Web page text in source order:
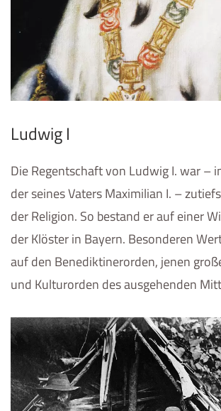
Ludwig I
Die Regentschaft von Ludwig I. war –
der seines Vaters Maximilian I. –
der Religion. So bestand er auf einer
der Klöster in Bayern. Besonderen
auf den Benediktinerorden, jenen
und Kulturorden des ausgehenden